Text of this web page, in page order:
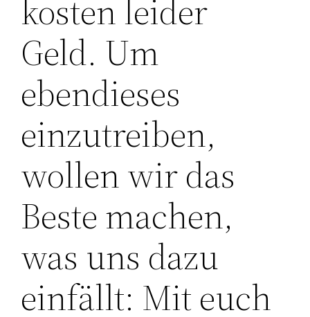
kosten leider
Geld. Um
ebendieses
einzutreiben,
wollen wir das
Beste machen,
was uns dazu
einfällt: Mit euch